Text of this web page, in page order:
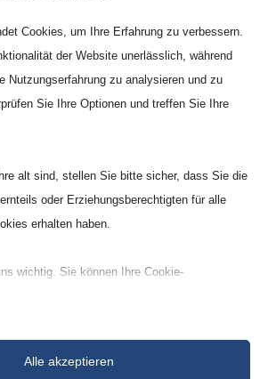
Form (CCB)
(Q100)
99% Quarz
Cookies, um Ihre Erfahrung zu verbessern.
der Website unerlässlich, während
Nutzungserfahrung zu analysieren und zu
Sie Ihre Optionen und treffen Sie Ihre
alt sind, stellen Sie bitte sicher, dass Sie die
oder Erziehungsberechtigten für alle
erhalten haben.
wichtig. Sie können Ihre Cookie-
jederzeit ändern, indem Sie auf die
unten klicken.
Alle akzeptieren